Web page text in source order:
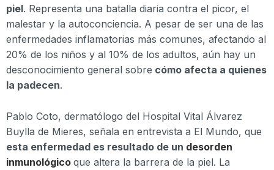
piel. Representa una batalla diaria contra el picor, el
malestar y la autoconciencia. A pesar de ser una de las
enfermedades inflamatorias más comunes, afectando al
20% de los niños y al 10% de los adultos, aún hay un
desconocimiento general sobre cómo afecta a quienes
la padecen.
Pablo Coto, dermatólogo del Hospital Vital Álvarez
Buylla de Mieres, señala en entrevista a El Mundo, que
esta enfermedad es resultado de un desorden
inmunológico que altera la barrera de la piel. La